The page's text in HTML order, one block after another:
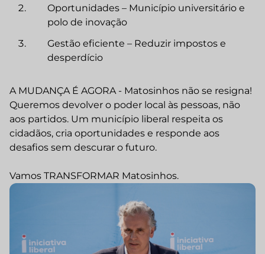
Oportunidades – Município universitário e
polo de inovação
Gestão eficiente – Reduzir impostos e
desperdício
A MUDANÇA É AGORA - Matosinhos não se resigna!
Queremos devolver o poder local às pessoas, não
aos partidos. Um município liberal respeita os
cidadãos, cria oportunidades e responde aos
desafios sem descurar o futuro.
Vamos TRANSFORMAR Matosinhos.